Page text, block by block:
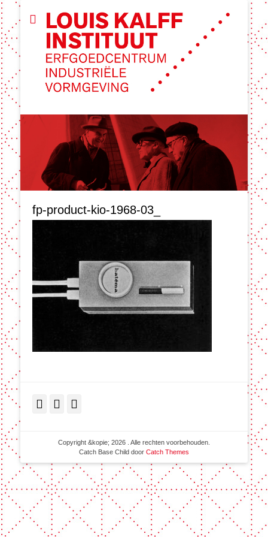
fp-product-kio-1968-03_
Facebook
Twitter
Copyright &kopie; 2026
. Alle rechten voorbehouden.
Catch Base Child door Catch Themes